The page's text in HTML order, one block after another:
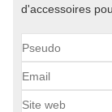
d'accessoires